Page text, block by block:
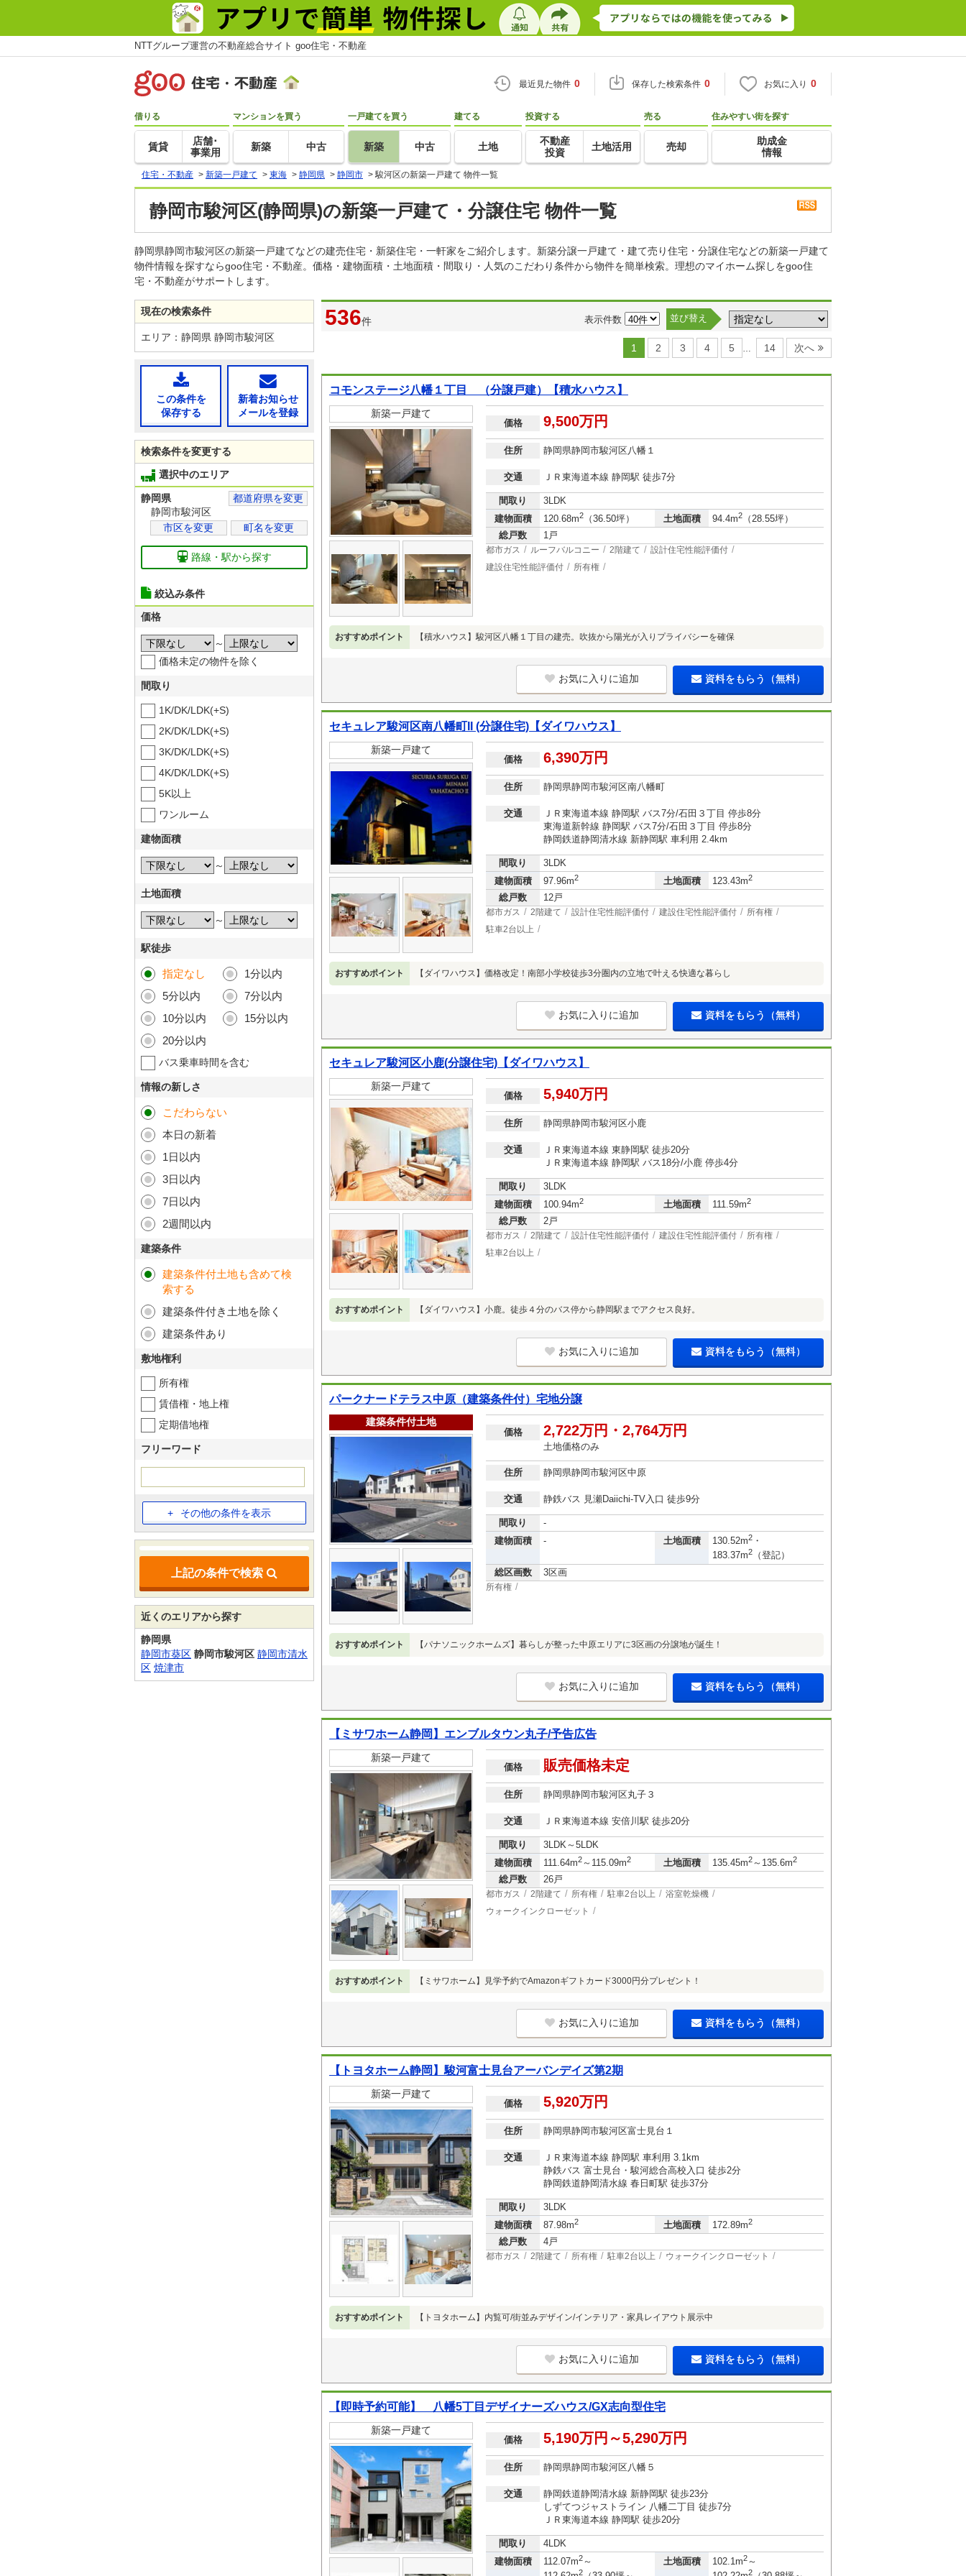
NTTグループ運営の不動産総合サイト goo住宅・不動産
最近見た物件 0 保存した検索条件 0 お気に入り 0
借りる
賃貸
店舗･
事業用
マンションを買う
新築 中古
一戸建てを買う
新築 中古
建てる
土地
投資する
不動産
投資
土地活用
売る
売却
住みやすい街を探す
助成金
情報
住宅・不動産 > 新築一戸建て > 東海 > 静岡県 > 静岡市 > 駿河区の新築一戸建て 物件一覧
静岡市駿河区(静岡県)の新築一戸建て・分譲住宅 物件一覧
静岡県静岡市駿河区の新築一戸建てなどの建売住宅・新築住宅・一軒家をご紹介します。新築分譲一戸建て・建て売り住宅・分譲住宅などの新築一戸建て
物件情報を探すならgoo住宅・不動産。価格・建物面積・土地面積・間取り・人気のこだわり条件から物件を簡単検索。理想のマイホーム探しをgoo住
宅・不動産がサポートします。
536件 表示件数 並び替え
1 2 3 4 5 … 14 次へ
コモンステージ八幡１丁目 （分譲戸建）【積水ハウス】
新築一戸建て
価格 9,500万円
住所 静岡県静岡市駿河区八幡１
交通 ＪＲ東海道本線 静岡駅 徒歩7分
間取り
3LDK
建物面積
120.68m2 （36.50坪） 土地面積 94.4m2
（28.55坪）
総戸数
1戸
都市ガス ルーフバルコニー 2階建て
設計住宅性能評価付
建設住宅性能評価付
所有権
おすすめポイント 【積水ハウス】駿河区八幡１丁目の建売。吹抜から陽光が入りプライバシーを確保
お気に入りに追加 資料をもらう（無料）
セキュレア駿河区南八幡町II (分譲住宅)【ダイワハウス】
新築一戸建て
価格 6,390万円
住所 静岡県静岡市駿河区南八幡町
交通
ＪＲ東海道本線 静岡駅 バス7分/石田３丁目 停歩8分
東海道新幹線 静岡駅 バス7分/石田３丁目 停歩8分
静岡鉄道静岡清水線 新静岡駅 車利用 2.4km
間取り
3LDK
建物面積
97.96m2 土地面積 123.43m2
総戸数 12戸
都市ガス 2階建て 設計住宅性能評価付 建設住宅性能評価付
所有権
駐車2台以上
おすすめポイント 【ダイワハウス】価格改定！南部小学校徒歩3分圏内の立地で叶える快適な暮らし
お気に入りに追加 資料をもらう（無料）
セキュレア駿河区小鹿(分譲住宅)【ダイワハウス】
新築一戸建て
価格 5,940万円
住所 静岡県静岡市駿河区小鹿
交通
ＪＲ東海道本線 東静岡駅 徒歩20分
ＪＲ東海道本線 静岡駅 バス18分/小鹿 停歩4分
間取り
3LDK
建物面積
100.94m2 土地面積 111.59m2
総戸数 2戸
都市ガス 2階建て 設計住宅性能評価付 建設住宅性能評価付
所有権
駐車2台以上
おすすめポイント 【ダイワハウス】小鹿。徒歩４分のバス停から静岡駅までアクセス良好。
お気に入りに追加 資料をもらう（無料）
パークナードテラス中原（建築条件付）宅地分譲
建築条件付土地
価格 2,722万円・2,764万円
土地価格のみ
住所 静岡県静岡市駿河区中原
交通 静鉄バス 見瀬Daiichi-TV入口 徒歩9分
間取り
-
建物面積
- 土地面積 130.52m2 ・
183.37m2
（登記）
総区画数
3区画
所有権
おすすめポイント 【パナソニックホームズ】暮らしが整った中原エリアに3区画の分譲地が誕生！
お気に入りに追加 資料をもらう（無料）
【ミサワホーム静岡】エンブルタウン丸子/予告広告
新築一戸建て
価格 販売価格未定
住所 静岡県静岡市駿河区丸子３
交通 ＪＲ東海道本線 安倍川駅 徒歩20分
間取り
3LDK～5LDK
建物面積
111.64m2～115.09m2 土地面積 135.45m2～135.6m2
総戸数 26戸
都市ガス 2階建て 所有権 駐車2台以上
浴室乾燥機
ウォークインクローゼット
おすすめポイント 【ミサワホーム】見学予約でAmazonギフトカード3000円分プレゼント！
お気に入りに追加 資料をもらう（無料）
【トヨタホーム静岡】駿河富士見台アーバンデイズ第2期
新築一戸建て
価格 5,920万円
住所 静岡県静岡市駿河区富士見台１
交通
ＪＲ東海道本線 静岡駅 車利用 3.1km
静鉄バス 富士見台・駿河総合高校入口 徒歩2分
静岡鉄道静岡清水線 春日町駅 徒歩37分
間取り
3LDK
建物面積
87.98m2 土地面積 172.89m2
総戸数 4戸
都市ガス 2階建て 所有権 駐車2台以上 ウォークインクローゼット
おすすめポイント 【トヨタホーム】内覧可/街並みデザイン/インテリア・家具レイアウト展示中
お気に入りに追加 資料をもらう（無料）
【即時予約可能】 八幡5丁目デザイナーズハウス/GX志向型住宅
新築一戸建て
価格 5,190万円～5,290万円
住所 静岡県静岡市駿河区八幡５
交通
静岡鉄道静岡清水線 新静岡駅 徒歩23分
しずてつジャストライン 八幡二丁目 徒歩7分
ＪＲ東海道本線 静岡駅 徒歩20分
間取り
4LDK
建物面積
112.07m2～
2
土地面積 102.1m2～
2
現在の検索条件
エリア：静岡県 静岡市駿河区
この条件を
保存する
新着お知らせ
メールを登録
検索条件を変更する
選択中のエリア
静岡県
都道府県を変更
静岡市駿河区
市区を変更
町名を変更
路線・駅から探す
絞込み条件
価格
～
価格未定の物件を除く
間取り
1K/DK/LDK(+S)
2K/DK/LDK(+S)
3K/DK/LDK(+S)
4K/DK/LDK(+S)
5K以上
ワンルーム
建物面積
～
土地面積
～
駅徒歩
指定なし
1分以内
5分以内
7分以内
10分以内
15分以内
20分以内
バス乗車時間を含む
情報の新しさ
こだわらない
本日の新着
1日以内
3日以内
7日以内
2週間以内
建築条件
建築条件付土地も含めて検
索する
建築条件付き土地を除く
建築条件あり
敷地権利
所有権
賃借権・地上権
定期借地権
フリーワード
その他の条件を表示
上記の条件で検索
近くのエリアから探す
静岡県
静岡市葵区 静岡市駿河区 静岡市清水
区 焼津市